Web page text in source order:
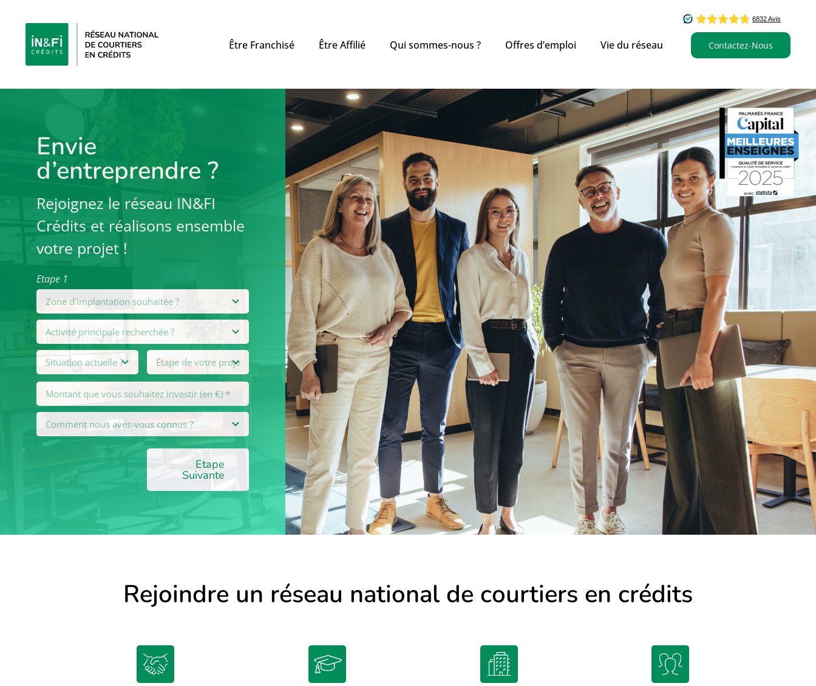
contenu
Être Franchisé Être Affilié Qui sommes-nous ? Offres d’emploi Vie du réseau Contactez-Nous
Envie
d’entreprendre ?
Rejoignez le réseau IN&FI
Crédits et réalisons ensemble
votre projet !
Etape 1
Etape
Suivante
Rejoindre un réseau national de courtiers en crédits